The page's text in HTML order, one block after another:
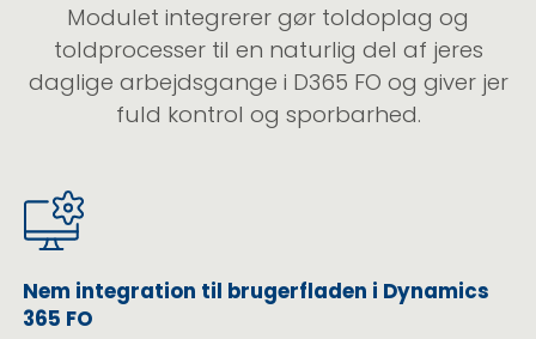
Modulet integrerer gør toldoplag og
toldprocesser til en naturlig del af jeres
daglige arbejdsgange i D365 FO og giver jer
fuld kontrol og sporbarhed.
Nem integration til brugerfladen i Dynamics
365 FO